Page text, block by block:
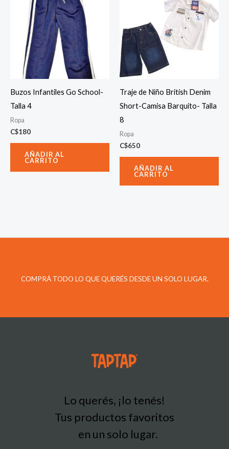
Buzos Infantiles Go School-
Talla 4
Ropa
C$180
AÑADIR AL
CARRITO
Traje de Niño British Denim
Short-Camisa Barquito- Talla
8
Ropa
C$650
AÑADIR AL
CARRITO
COMPRÁ TODO LO QUE QUERÉS DESDE UN SOLO LUGAR.
Lo querés, ¡lo tenés!
Tus productos favoritos
en un solo lugar.